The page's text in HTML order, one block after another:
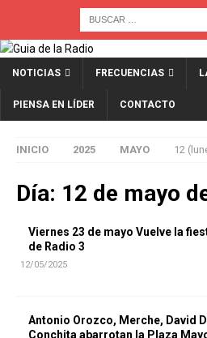
NOTICIAS FRECUENCIAS
PIENSA EN LÍDER CONTACTO
INICIO 2025 MAYO 12
Día: 12 de mayo
Viernes 23 de mayo Vuelve la
de Radio 3
12/05/2025
Antonio Orozco, Merche, David
Conchita abarrotan la Plaza